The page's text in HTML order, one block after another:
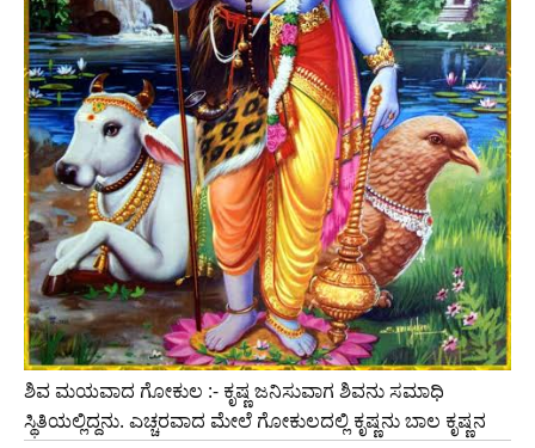
ಶಿವ ಮಯವಾದ ಗೋಕುಲ :- ಕೃಷ್ಣ ಜನಿಸುವಾಗ ಶಿವನು ಸಮಾಧಿ
ಸ್ಥಿತಿಯಲ್ಲಿದ್ದನು. ಎಚ್ಚರವಾದ ಮೇಲೆ ಗೋಕುಲದಲ್ಲಿ ಕೃಷ್ಣನು ಬಾಲ ಕೃಷ್ಣನ